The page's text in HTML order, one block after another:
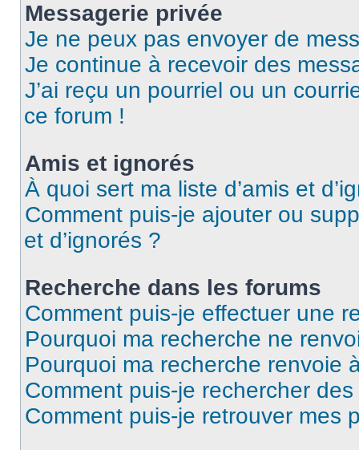
Messagerie privée
Je ne peux pas envoyer de
Je continue à recevoir des
J’ai reçu un pourriel ou un
ce forum !
Amis et ignorés
À quoi sert ma liste d’amis et
Comment puis-je ajouter ou
et d’ignorés ?
Recherche dans les forums
Comment puis-je effectuer une
Pourquoi ma recherche ne
Pourquoi ma recherche renvoie
Comment puis-je rechercher
Comment puis-je retrouver mes